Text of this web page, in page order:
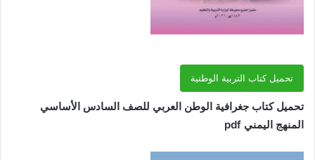
تحميل كتاب التربية الوطنية
تحميل كتاب جغرافية الوطن العربي للصف السادس الأساسي
المنهج اليمني pdf